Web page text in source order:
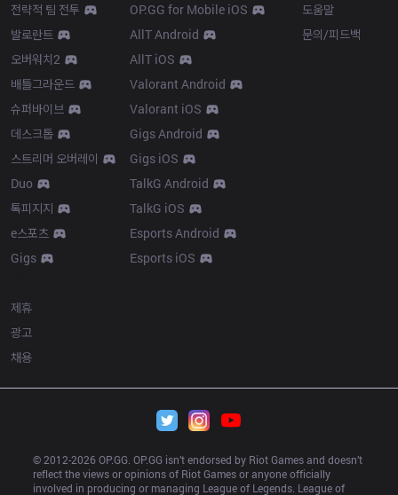
전략적 팀 전투
발로란트
오버워치2
배틀그라운드
슈퍼바이브
데스크톱
스트리머 오버레이
Duo
톡피지지
e스포츠
Gigs
OP.GG for Mobile iOS
AllT Android
AllT iOS
Valorant Android
Valorant iOS
Gigs Android
Gigs iOS
TalkG Android
TalkG iOS
Esports Android
Esports iOS
도움말
문의/피드백
제휴
광고
채용
© 2012-2026 OP.GG. OP.GG isn’t endorsed by Riot Games and doesn’t
reflect the views or opinions of Riot Games or anyone officially
involved in producing or managing League of Legends. League of